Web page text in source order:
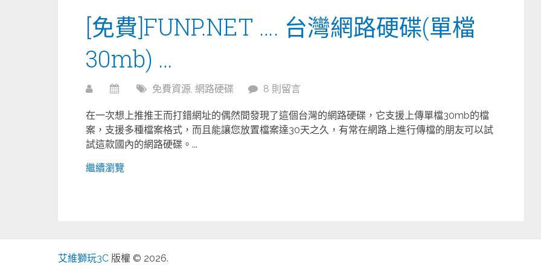
[免費]FUNP.NET …. 台灣網路硬碟(單檔
30mb) …
免費資源 網路硬碟 8 則留言
在一次想上推推王而打錯網址的偶然間發現了這個台灣的網路硬碟，它支援上傳單檔30mb的檔
案，支援多種檔案格式，而且能讓您放置檔案達30天之久，有常在網路上進行傳檔的朋友可以試
試這款國內的網路硬碟。...
繼續瀏覽
艾維獅玩3C 版權 © 2026.